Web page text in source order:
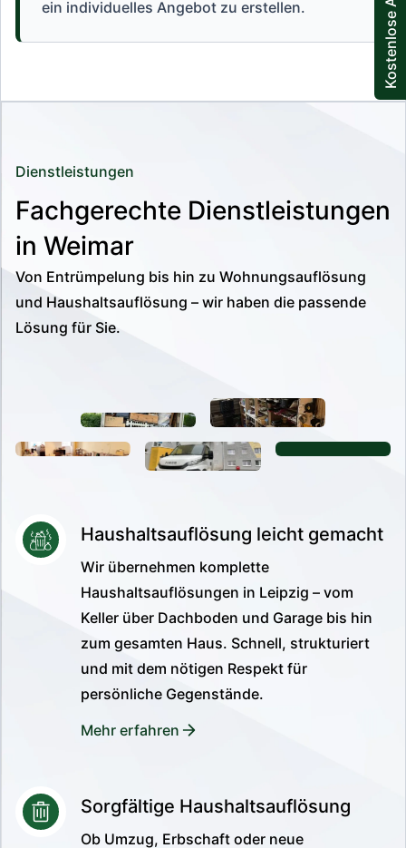
ein individuelles Angebot zu erstellen.
Dienstleistungen
Fachgerechte Dienstleistungen
in Weimar
Von Entrümpelung bis hin zu Wohnungsauflösung
und Haushaltsauflösung – wir haben die passende
Lösung für Sie.
Haushaltsauflösung leicht gemacht
Wir übernehmen komplette
Haushaltsauflösungen in Leipzig – vom
Keller über Dachboden und Garage bis hin
zum gesamten Haus. Schnell, strukturiert
und mit dem nötigen Respekt für
persönliche Gegenstände.
Mehr erfahren
Sorgfältige Haushaltsauflösung
Ob Umzug, Erbschaft oder neue